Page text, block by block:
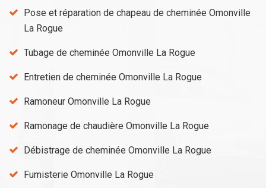
Pose et réparation de chapeau de cheminée Omonville
La Rogue
Tubage de cheminée Omonville La Rogue
Entretien de cheminée Omonville La Rogue
Ramoneur Omonville La Rogue
Ramonage de chaudière Omonville La Rogue
Débistrage de cheminée Omonville La Rogue
Fumisterie Omonville La Rogue